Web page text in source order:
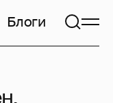
Блоги